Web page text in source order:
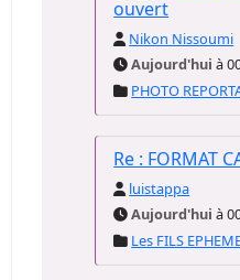
ouvert
Nikon Nissoumi
Aujourd'hui à
PHOTO
Re : FORMAT
luistappa
Aujourd'hui à
Les FILS